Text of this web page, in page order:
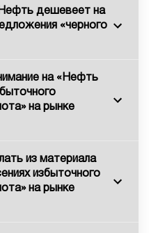
дешевеет на
«черного
на «Нефть
на рынке
из материала
избыточного
на рынке